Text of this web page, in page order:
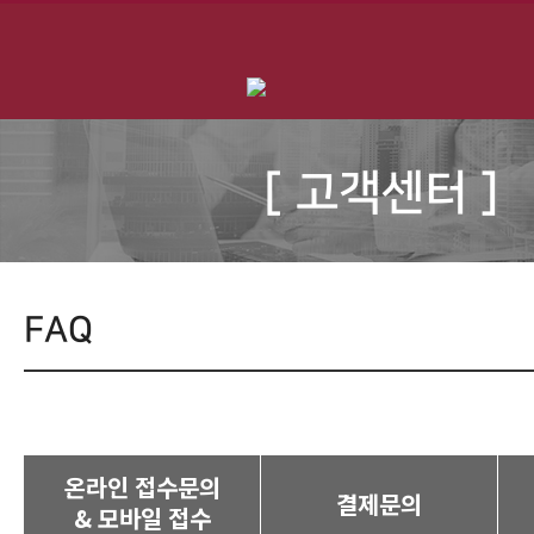
[ 고객센터 ]
FAQ
온라인 접수문의
& 모바일 접수
결제문의